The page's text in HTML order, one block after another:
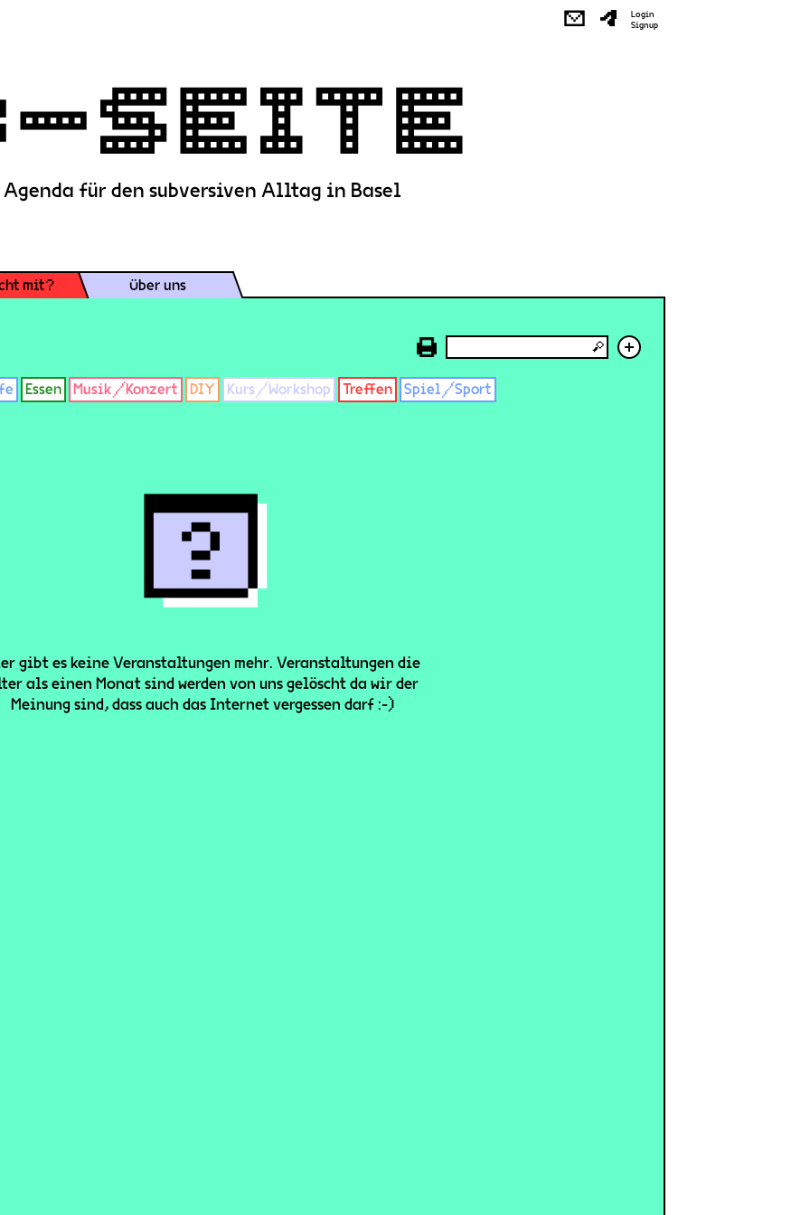
✉
Login
Signup
Agenda für den subversiven Alltag in Basel
mit? Über uns
+
Essen Musik/Konzert DIY Kurs/Workshop Treffen Spiel/Sport
gibt es keine Veranstaltungen mehr. Veranstaltungen die
als einen Monat sind werden von uns gelöscht da wir der
Meinung sind, dass auch das Internet vergessen darf :-)